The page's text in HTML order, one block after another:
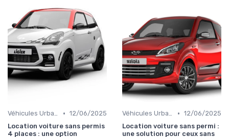
Véhicules Urbains • 12/06/2025
Location voiture sans permis
4 places : une option
Véhicules Urbains • 12/06/2025
Location voiture sans permi :
une solution pour ceux sans